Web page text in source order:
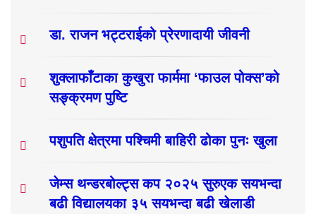
डा. राजन भट्टराईको प्रेरणादायी जीवनी
शुक्लाफाँटाका कुखुरा फार्ममा ‘फाउल पोक्स’को
सङ्क्रमण पुष्टि
पशुपति क्षेत्रमा पश्चिमी बाहिरी ढोका पुनः खुला
जेम्स थन्डरबोल्ट्स कप २०२५ सुरुएक सयभन्दा
बढी विद्यालयका ३५ सयभन्दा बढी खेलाडी